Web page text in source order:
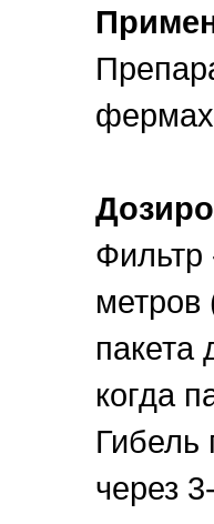
Фильтр
метров
когда
Гибель
через